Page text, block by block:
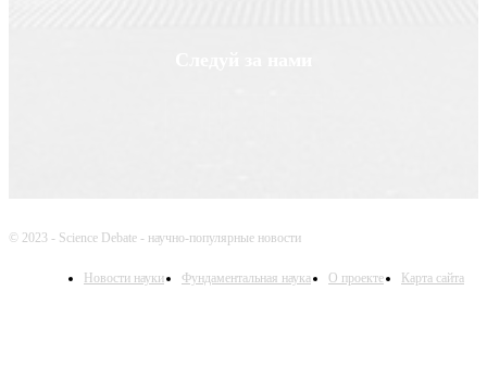
© 2023 - Science Debate - научно-популярные новости
Новости науки Фундаментальная наука О проекте Карта сайта